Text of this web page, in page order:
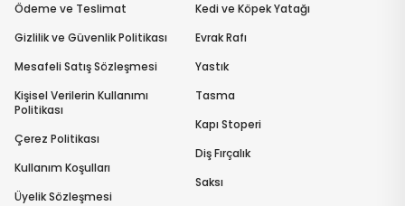
Ödeme ve Teslimat
Gizlilik ve Güvenlik Politikası
Mesafeli Satış Sözleşmesi
Kişisel Verilerin Kullanımı
Politikası
Çerez Politikası
Kullanım Koşulları
Üyelik Sözleşmesi
Kedi ve Köpek Yatağı
Evrak Rafı
Yastık
Tasma
Kapı Stoperi
Diş Fırçalık
Saksı